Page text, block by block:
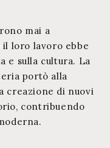
mai a
loro lavoro ebbe
e sulla cultura. La
portò alla
creazione di nuovi
contribuendo